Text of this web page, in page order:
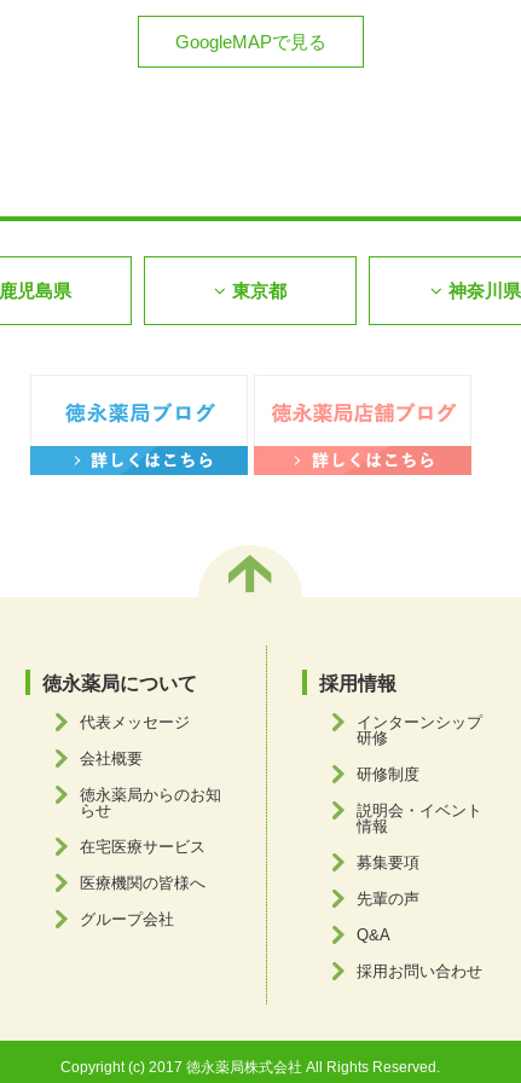
GoogleMAPで見る
鹿児島県 東京都 神奈川県
徳永薬局について
代表メッセージ
会社概要
徳永薬局からのお知
らせ
在宅医療サービス
医療機関の皆様へ
グループ会社
採用情報
インターンシップ
研修
研修制度
説明会・イベント
情報
募集要項
先輩の声
Q&A
採用お問い合わせ
Copyright (c) 2017 徳永薬局株式会社 All Rights Reserved.